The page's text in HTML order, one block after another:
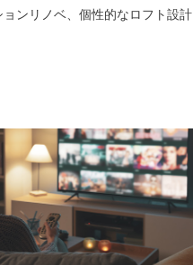
ンリノベ、個性的なロフト設計